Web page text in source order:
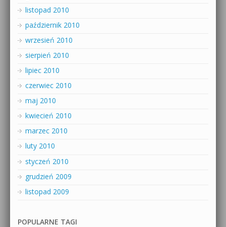
listopad 2010
październik 2010
wrzesień 2010
sierpień 2010
lipiec 2010
czerwiec 2010
maj 2010
kwiecień 2010
marzec 2010
luty 2010
styczeń 2010
grudzień 2009
listopad 2009
POPULARNE TAGI